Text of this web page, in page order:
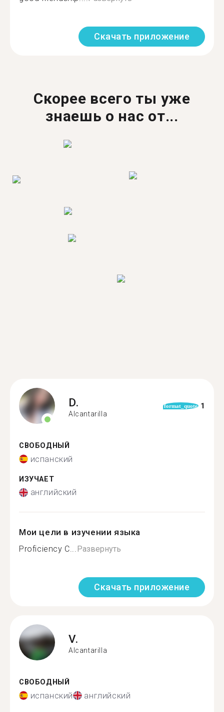
Скачать приложение
Скорее всего ты уже
знаешь о нас от...
D.
Alcantarilla
format_quote 1
СВОБОДНЫЙ
испанский
ИЗУЧАЕТ
английский
Мои цели в изучении языка
Proficiency C...Развернуть
Скачать приложение
V.
Alcantarilla
СВОБОДНЫЙ
испанский английский